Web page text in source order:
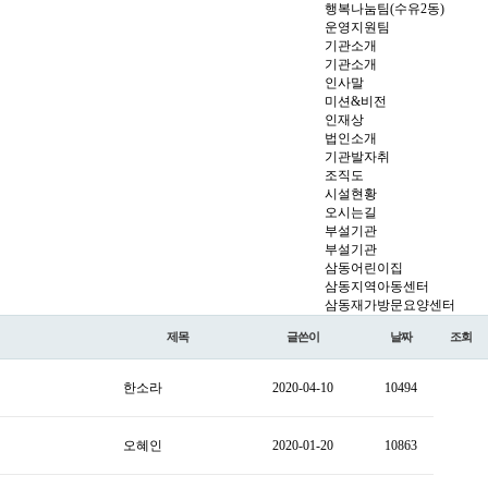
행복나눔팀(수유2동)
운영지원팀
기관소개
기관소개
인사말
미션&비전
인재상
법인소개
기관발자취
조직도
시설현황
오시는길
부설기관
부설기관
삼동어린이집
삼동지역아동센터
삼동재가방문요양센터
제목 글쓴이 날짜 조회
한소라 2020-04-10 10494
오혜인 2020-01-20 10863